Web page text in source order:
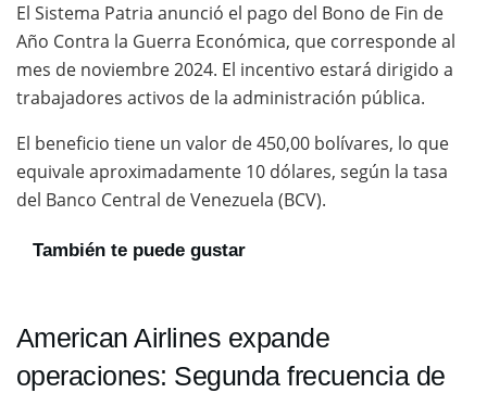
El Sistema Patria anunció el pago del Bono de Fin de
Año Contra la Guerra Económica, que corresponde al
mes de noviembre 2024. El incentivo estará dirigido a
trabajadores activos de la administración pública.
El beneficio tiene un valor de 450,00 bolívares, lo que
equivale aproximadamente 10 dólares, según la tasa
del Banco Central de Venezuela (BCV).
También te puede gustar
American Airlines expande
operaciones: Segunda frecuencia de